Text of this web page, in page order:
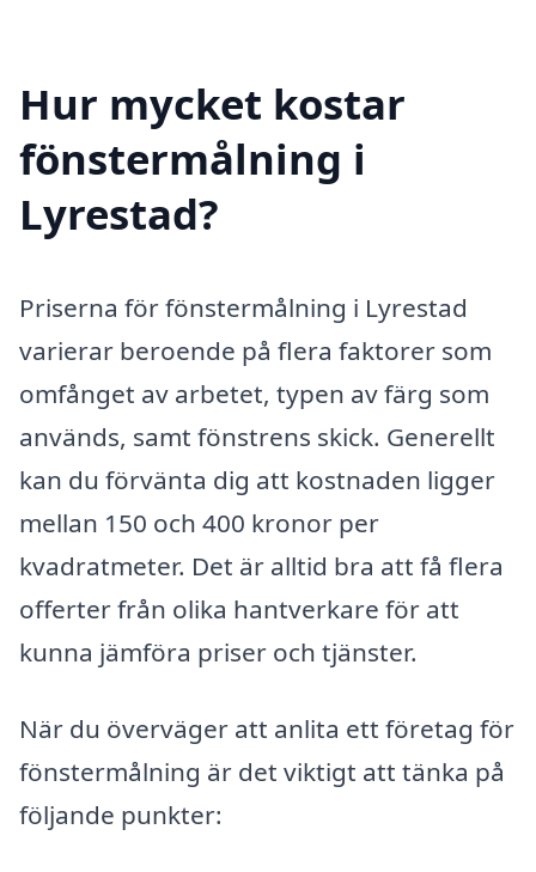
Hur mycket kostar
fönstermålning i
Lyrestad?
Priserna för fönstermålning i Lyrestad
varierar beroende på flera faktorer som
omfånget av arbetet, typen av färg som
används, samt fönstrens skick. Generellt
kan du förvänta dig att kostnaden ligger
mellan 150 och 400 kronor per
kvadratmeter. Det är alltid bra att få flera
offerter från olika hantverkare för att
kunna jämföra priser och tjänster.
När du överväger att anlita ett företag för
fönstermålning är det viktigt att tänka på
följande punkter: